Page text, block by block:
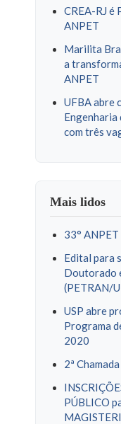
CREA-RJ é
ANPET
Marilita
a
ANPET
UFBA abre
Engenharia
com três
Mais lidos
33° ANPET
Edital para
Doutorado
(PETRAN/
USP abre
Programa
2020
2ª
PÚBLICO